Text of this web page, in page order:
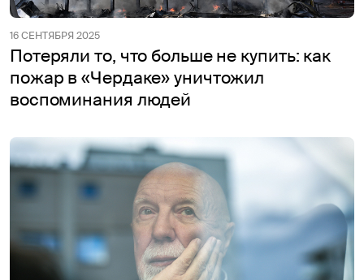
16 СЕНТЯБРЯ 2025
Потеряли то, что больше не купить: как
пожар в «Чердаке» уничтожил
воспоминания людей